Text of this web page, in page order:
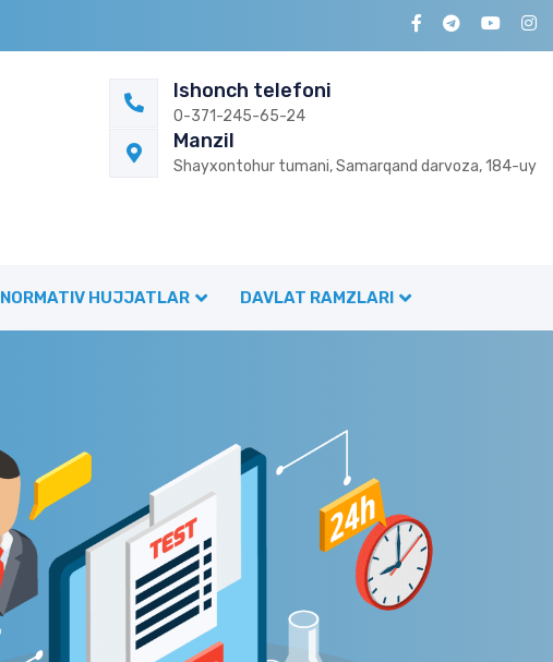
Ishonch telefoni
0-371-245-65-24
Manzil
Shayxontohur tumani, Samarqand darvoza, 184-uy
NORMATIV HUJJATLAR DAVLAT RAMZLARI